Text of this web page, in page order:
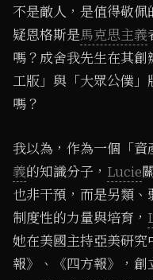
不是敵人，是值得敬
疑恩格斯是馬克思主義
嗎？成舍我先生在其
工版」與「大眾公僕
嗎？
我以為，作為一個「
義的知識分子， Lucie
也非干預，而是另類
制度性的力量與培育，
她在美國主持亞美研
報》、《四方報》，